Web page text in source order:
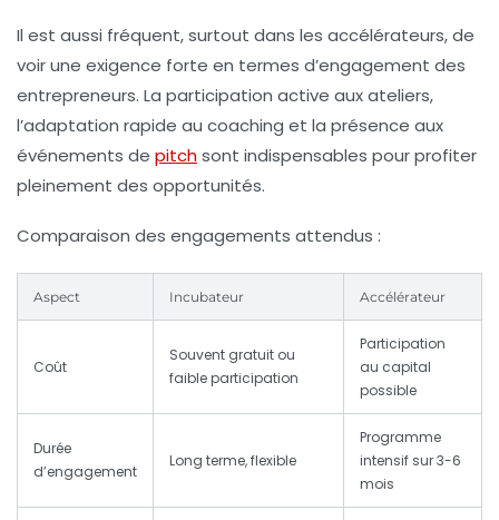
Il est aussi fréquent, surtout dans les accélérateurs, de
voir une exigence forte en termes d’engagement des
entrepreneurs. La participation active aux ateliers,
l’adaptation rapide au coaching et la présence aux
événements de pitchsont indispensables pour profiter
pleinement des opportunités.
Comparaison des engagements attendus :
Aspect Incubateur Accélérateur
Coût
Souvent gratuit ou
faible participation
Participation
au capital
possible
Durée
d’engagement
Long terme, flexible
Programme
intensif sur 3-6
mois